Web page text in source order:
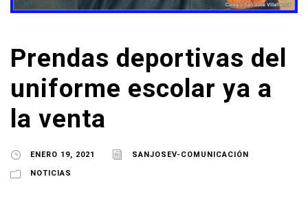
Prendas deportivas del
uniforme escolar ya a
la venta
ENERO 19, 2021 SANJOSEV-COMUNICACIÓN
NOTICIAS